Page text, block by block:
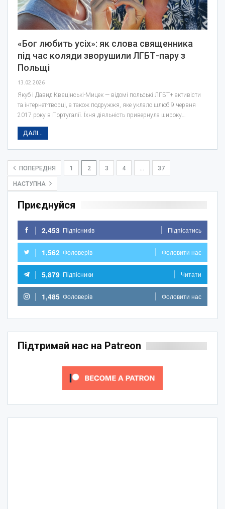
«Бог любить усіх»: як слова священника
під час коляди зворушили ЛГБТ-пару з
Польщі
13.02.2026
Якуб і Давид Квєцінські-Мицек — відомі польські ЛГБТ+ активісти
та інтернет-творці, а також подружжя, яке уклало шлюб 9 червня
2017 року в Португалії. Їхня діяльність привернула широку…
ДАЛІ...
ПОПЕРЕДНЯ 1 2 3 4 37
НАСТУПНА
Приєднуйся
2,453 Підпісників Підпісатись
1,562 Фоловерів Фоловити нас
5,879 Підпісники Читати
1,485 Фоловерів Фоловити нас
Підтримай нас на Patreon